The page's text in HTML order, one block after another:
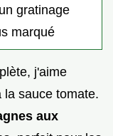
gratinage
marqué
j'aime
la sauce tomate.
aux